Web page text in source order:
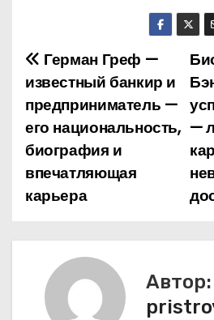
Н
а
в
и
г
а
—
Герман Греф —
известный банкир и
предприниматель —
его национальность,
биография и
впечатляющая
карьера
Автор: